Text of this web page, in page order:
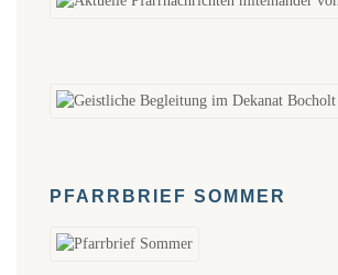
PFARRBRIEF SOMMER